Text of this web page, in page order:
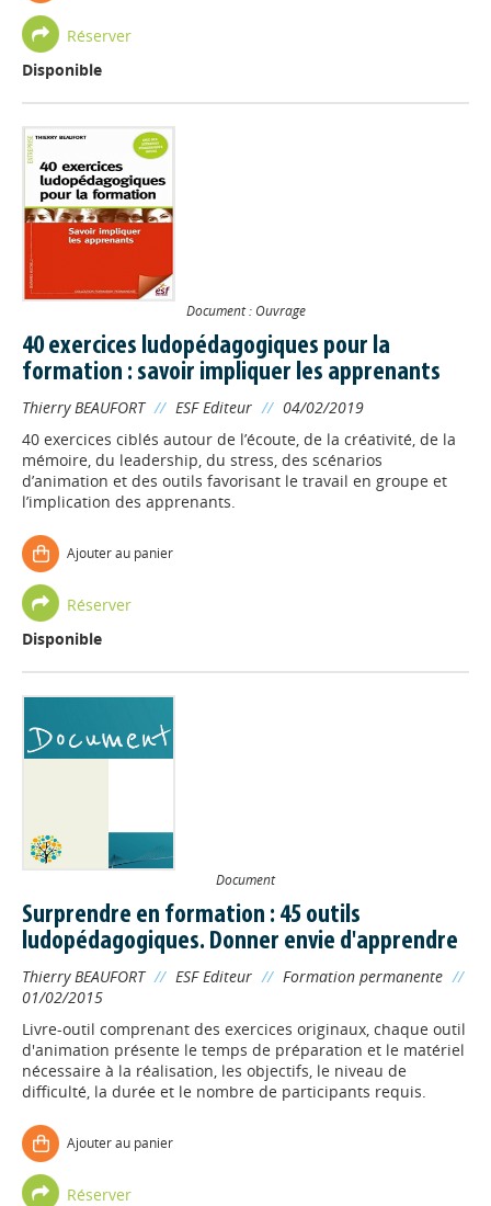
Réserver
Disponible
Document : Ouvrage
40 exercices ludopédagogiques pour la
formation : savoir impliquer les apprenants
Thierry BEAUFORT // ESF Editeur // 04/02/2019
40 exercices ciblés autour de l’écoute, de la créativité, de la
mémoire, du leadership, du stress, des scénarios
d’animation et des outils favorisant le travail en groupe et
l’implication des apprenants.
Ajouter au panier
Réserver
Disponible
Document
Surprendre en formation : 45 outils
ludopédagogiques. Donner envie d'apprendre
Thierry BEAUFORT // ESF Editeur // Formation permanente //
01/02/2015
Livre-outil comprenant des exercices originaux, chaque outil
d'animation présente le temps de préparation et le matériel
nécessaire à la réalisation, les objectifs, le niveau de
difficulté, la durée et le nombre de participants requis.
Ajouter au panier
Réserver